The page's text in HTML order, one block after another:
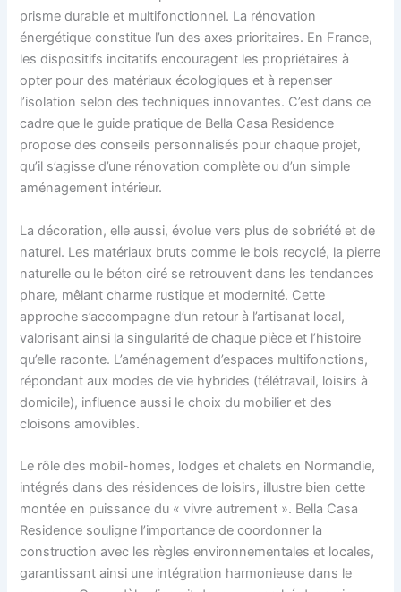
prisme durable et multifonctionnel. La rénovation
énergétique constitue l’un des axes prioritaires. En France,
les dispositifs incitatifs encouragent les propriétaires à
opter pour des matériaux écologiques et à repenser
l’isolation selon des techniques innovantes. C’est dans ce
cadre que le guide pratique de Bella Casa Residence
propose des conseils personnalisés pour chaque projet,
qu’il s’agisse d’une rénovation complète ou d’un simple
aménagement intérieur.
La décoration, elle aussi, évolue vers plus de sobriété et de
naturel. Les matériaux bruts comme le bois recyclé, la pierre
naturelle ou le béton ciré se retrouvent dans les tendances
phare, mêlant charme rustique et modernité. Cette
approche s’accompagne d’un retour à l’artisanat local,
valorisant ainsi la singularité de chaque pièce et l’histoire
qu’elle raconte. L’aménagement d’espaces multifonctions,
répondant aux modes de vie hybrides (télétravail, loisirs à
domicile), influence aussi le choix du mobilier et des
cloisons amovibles.
Le rôle des mobil-homes, lodges et chalets en Normandie,
intégrés dans des résidences de loisirs, illustre bien cette
montée en puissance du « vivre autrement ». Bella Casa
Residence souligne l’importance de coordonner la
construction avec les règles environnementales et locales,
garantissant ainsi une intégration harmonieuse dans le